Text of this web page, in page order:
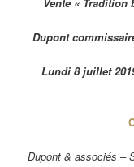
Dupont
Lundi 8 juillet
Dupont & associés –